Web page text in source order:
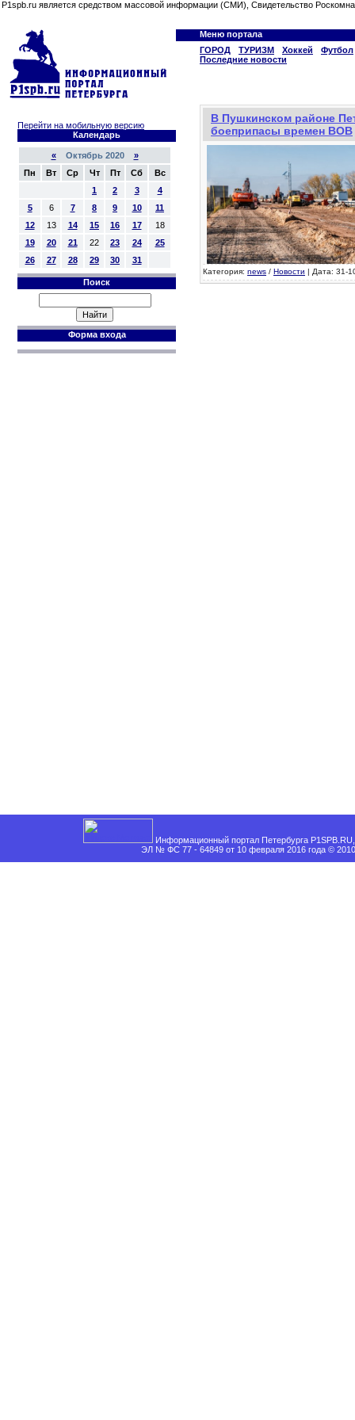
P1spb.ru является средством массовой информации (СМИ), Свидетельство
Меню портала
ГОРОД
ТУРИЗМ Хоккей
Футбол
Последние новости
Перейти на мобильную версию
Календарь
«Октябрь 2020 »
Пн
Вт Ср Чт Пт Сб
Вс
1
2 3
4
5
6 7 8 9 10
11
12
13 14 15 16 17
18
19
20 21 22 23 24
25
26
27 28 29 30 31
Поиск
Форма входа
В Пушкинском районе
боеприпасы времен ВОВ
Категория: news / Новости | Дата: 31-
Информационный портал Петербурга
ЭЛ № ФС 77 - 64849 от 10 февраля 2016 года ©